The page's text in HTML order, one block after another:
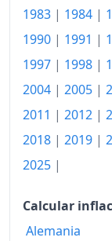
1983 | 1984 |
1990 | 1991 |
1997 | 1998 |
2004 | 2005 |
2011 | 2012 |
2018 | 2019 |
2025 |
Calcular
Alemania